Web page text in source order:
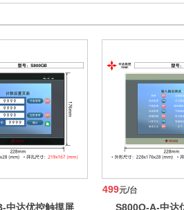
中达优控触摸屏
499元/台
S800Q-A-中达